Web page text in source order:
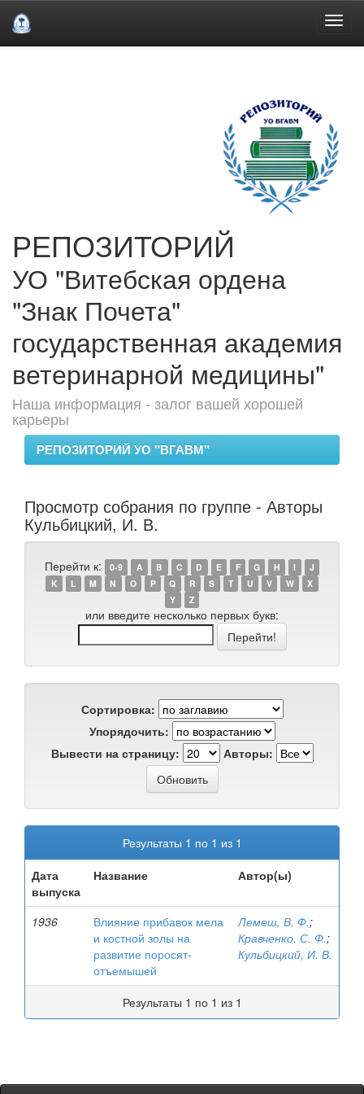
РЕПОЗИТОРИЙ
УО "Витебская ордена
"Знак Почета"
государственная академия
ветеринарной медицины"
Наша информация - залог вашей хорошей
карьеры
РЕПОЗИТОРИЙ УО "ВГАВМ"
Просмотр собрания по группе - Авторы
Кульбицкий, И. В.
Перейти к: 0-9 A B C D E F G H I
J
K
L M N O P Q R S T U V W
X
Y
Z
или введите несколько первых букв:
Сортировка:
Упорядочить:
Вывести на страницу:
Авторы:
Результаты 1 по 1 из 1
Дата
выпуска
Название Автор(ы)
1936
Влияние прибавок мела
и костной золы на
развитие поросят-
отъемышей
Лемеш, В. Ф.;
Кравченко, С. Ф.;
Кульбицкий, И. В.
Результаты 1 по 1 из 1